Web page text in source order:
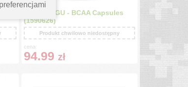
Kapsułki GU - BCAA Capsules
(1590626)
Produkt chwilowo niedostępny
cena:
94.99 zł